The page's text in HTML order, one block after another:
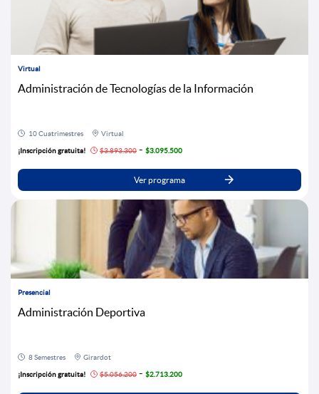
Virtual
Administración de Tecnologías de la Información
10 Cuatrimestres Virtual
¡Inscripción gratuita! $3.893.300 - $3.095.500
Ver programa
Presencial
Administración Deportiva
8 Semestres Girardot
¡Inscripción gratuita! $5.056.200 - $2.713.200